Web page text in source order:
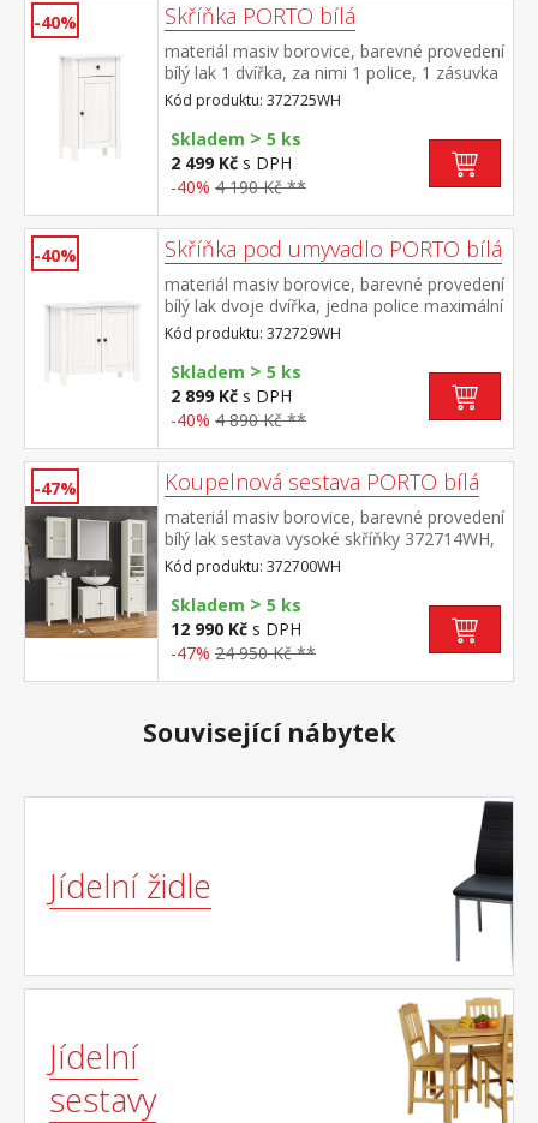
-40% Skříňka PORTO bílá
materiál masiv borovice, barevné provedení
bílý lak 1 dvířka, za nimi 1 police, 1 zásuvka
s kovovými pojezdy maximální nosnosti
uvedeny v návodu k montáži součást
sestavy PORTO bílá
Kód produktu: 372725WH
Skladem > 5 ks
2 499 Kč s DPH
-40% 4 190 Kč **
-40% Skříňka pod umyvadlo PORTO bílá
materiál masiv borovice, barevné provedení
bílý lak dvoje dvířka, jedna police maximální
nosnosti uvedeny v návodu k
montáži součást sestavy PORTO bílá
Kód produktu: 372729WH
Skladem > 5 ks
2 899 Kč s DPH
-40% 4 890 Kč **
-47% Koupelnová sestava PORTO bílá
materiál masiv borovice, barevné provedení
bílý lak sestava vysoké skříňky 372714WH,
závěsné skříňky 372724WH, skříňky
372725WH, skříňky pod umývadlo
372729WH a zrcadla 372732WH rozměr
vysoké skříňky (š/h/v) 42 × 30 × 190
cm rozměr závěsné skříňky (š/h/v) 42 × 25
cm rozměr skříňky pod umývadlo (š/h/v) 60
× 78 cm
Kód produktu: 372700WH
Skladem > 5 ks
12 990 Kč s DPH
-47% 24 950 Kč **
Související nábytek
Jídelní židle
Jídelní
sestavy